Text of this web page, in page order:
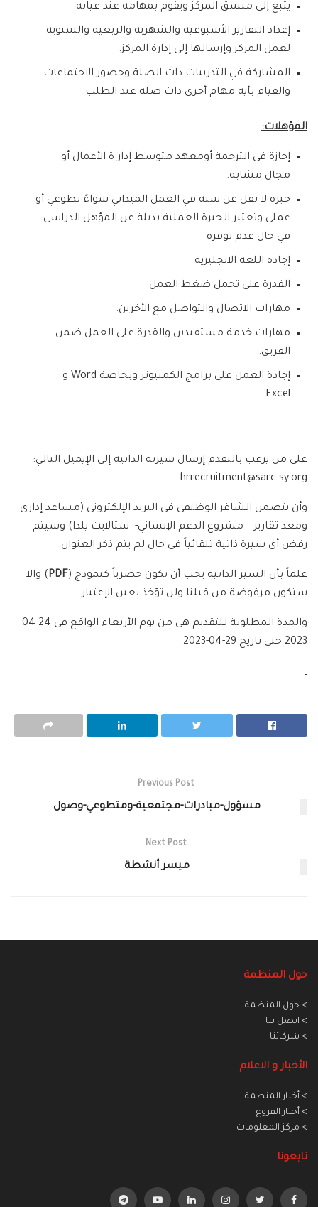
يتبع إلى منسق المركز ويقوم بمهامه عند غيابه
إعداد التقارير الأسبوعية والشهرية والربعية والسنوية
لعمل المركز وإرسالها إلى إدارة المركز.
المشاركة في التدريبات ذات الصلة وحضور الاجتماعات
والقيام بأية مهام أخرى ذات صلة عند الطلب.
المؤهلات:
إجازة في الترجمة أومعهد متوسط إدار ة الأعمال أو
مجال مشابه.
خبرة لا تقل عن سنة في العمل الميداني سواءً تطوعي أو
عملي وتعتبر الخبرة العملية بديلة عن المؤهل الدراسي
في حال عدم توفره
إجادة اللغة الانجليزية
القدرة على تحمل ضغط العمل
مهارات الاتصال والتواصل مع الأخرين.
مهارات خدمة مستفيدين والقدرة على العمل ضمن
الفريق.
إجادة العمل على برامج الكمبيوتر وبخاصة Word و
Excel
على من يرغب بالتقدم إرسال سيرته الذاتية إلى الإيميل التالي:
hrrecruitment@sarc-sy.org
وأن يتضمن الشاغر الوظيفي في البريد الإلكتروني (مساعد إداري
ومعد تقارير – مشروع الدعم الإنساني- ستالايت يلدا) وسيتم
رفض أي سيرة ذاتية تلقائياً في حال لم يتم ذكر العنوان.
علماً بأن السير الذاتية يجب أن تكون حصرياً كنموذج (PDF) والا
ستكون مرفوضة من قبلنا ولن تؤخذ بعين الإعتبار.
والمدة المطلوبة للتقديم هي من يوم الأربعاء الواقع في 24-04-
2023 حتى تاريخ 29-04-2023.
Previous Post
مسؤول-مبادرات-مجتمعية-ومتطوعي-وصول
Next Post
ميسر أنشطة
حول المنظمة
> حول المنظمة
> اتصل بنا
> شركائنا
الأخبار و الاعلام
> أخبار المنطمة
> أخبار الفروع
> مركز المعلومات
تابعونا